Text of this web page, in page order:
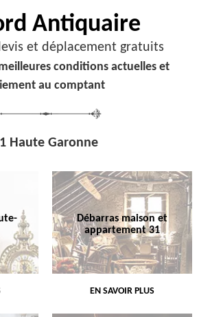
Antiquaire
et déplacement gratuits
conditions actuelles et
au comptant
Haute Garonne
Débarras maison et
appartement 31
EN SAVOIR PLUS